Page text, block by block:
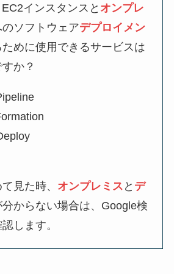
インスタンスと オンプレ
ソフトウェアデプロイメン
めに使用できるサービスは
か？
見た時、 オンプレミス と デ
分からない場合は、Google検
します。